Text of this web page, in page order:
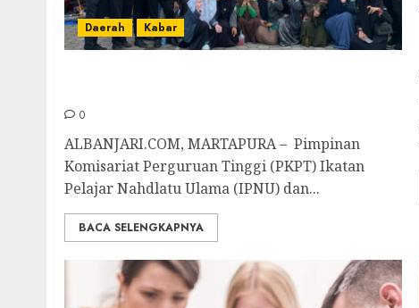
Daerah Kabar
0
ALBANJARI.COM, MARTAPURA – Pimpinan
Komisariat Perguruan Tinggi (PKPT) Ikatan
Pelajar Nahdlatu Ulama (IPNU) dan...
BACA SELENGKAPNYA